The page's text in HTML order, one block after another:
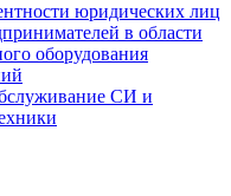
юридических лиц
в области
оборудования
СИ и